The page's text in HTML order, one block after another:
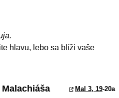
hlavu, lebo sa blíži vaše
Mal 3, 19-20a